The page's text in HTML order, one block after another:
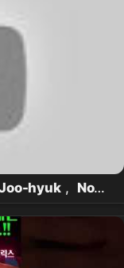
hyuk , Noh
¿cuál es la
y del rey